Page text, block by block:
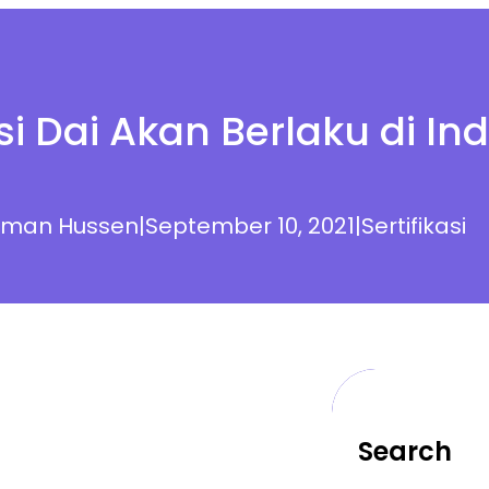
Dai Akan Berlaku di
Hussen|September 10, 2021|Sertifikasi
Search